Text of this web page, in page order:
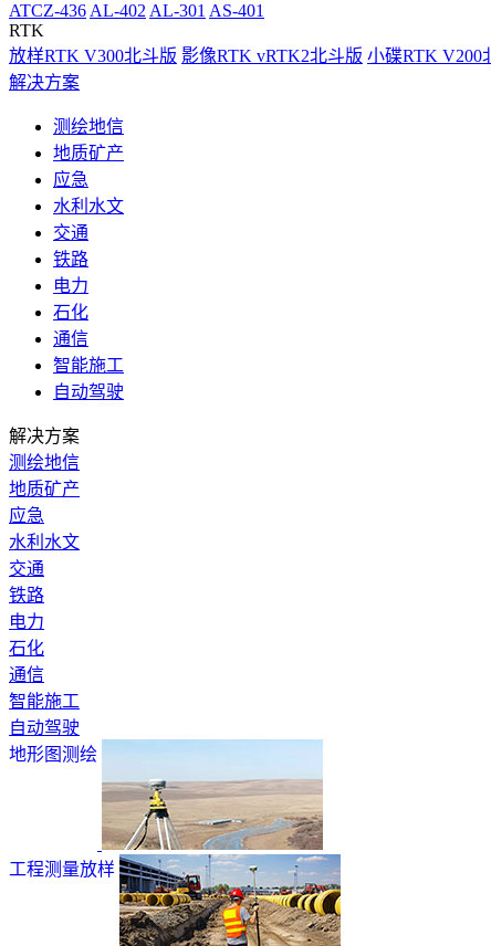
ATCZ-436 AL-402 AL-301 AS-401
RTK
放样RTK V300北斗版 影像RTK vRTK2北斗版 小碟RTK V200
解决方案
测绘地信
地质矿产
应急
水利水文
交通
铁路
电力
石化
通信
智能施工
自动驾驶
解决方案
测绘地信
地质矿产
应急
水利水文
交通
铁路
电力
石化
通信
智能施工
自动驾驶
地形图测绘
工程测量放样